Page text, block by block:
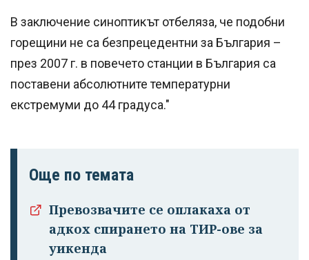
В заключение синоптикът отбеляза, че подобни
горещини не са безпрецедентни за България –
през 2007 г. в повечето станции в България са
поставени абсолютните температурни
екстремуми до 44 градуса."
Още по темата
Превозвачите се оплакаха от
адкох спирането на ТИР-ове за
уикенда